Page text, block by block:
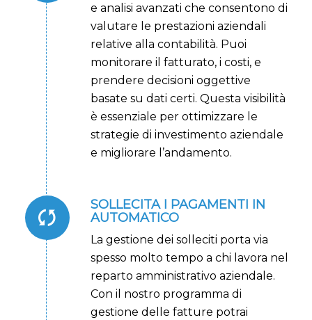
e analisi avanzati che consentono di
valutare le prestazioni aziendali
relative alla contabilità. Puoi
monitorare il fatturato, i costi, e
prendere decisioni oggettive
basate su dati certi. Questa visibilità
è essenziale per ottimizzare le
strategie di investimento aziendale
e migliorare l’andamento.
SOLLECITA I PAGAMENTI IN
AUTOMATICO
La gestione dei solleciti porta via
spesso molto tempo a chi lavora nel
reparto amministrativo aziendale.
Con il nostro programma di
gestione delle fatture potrai